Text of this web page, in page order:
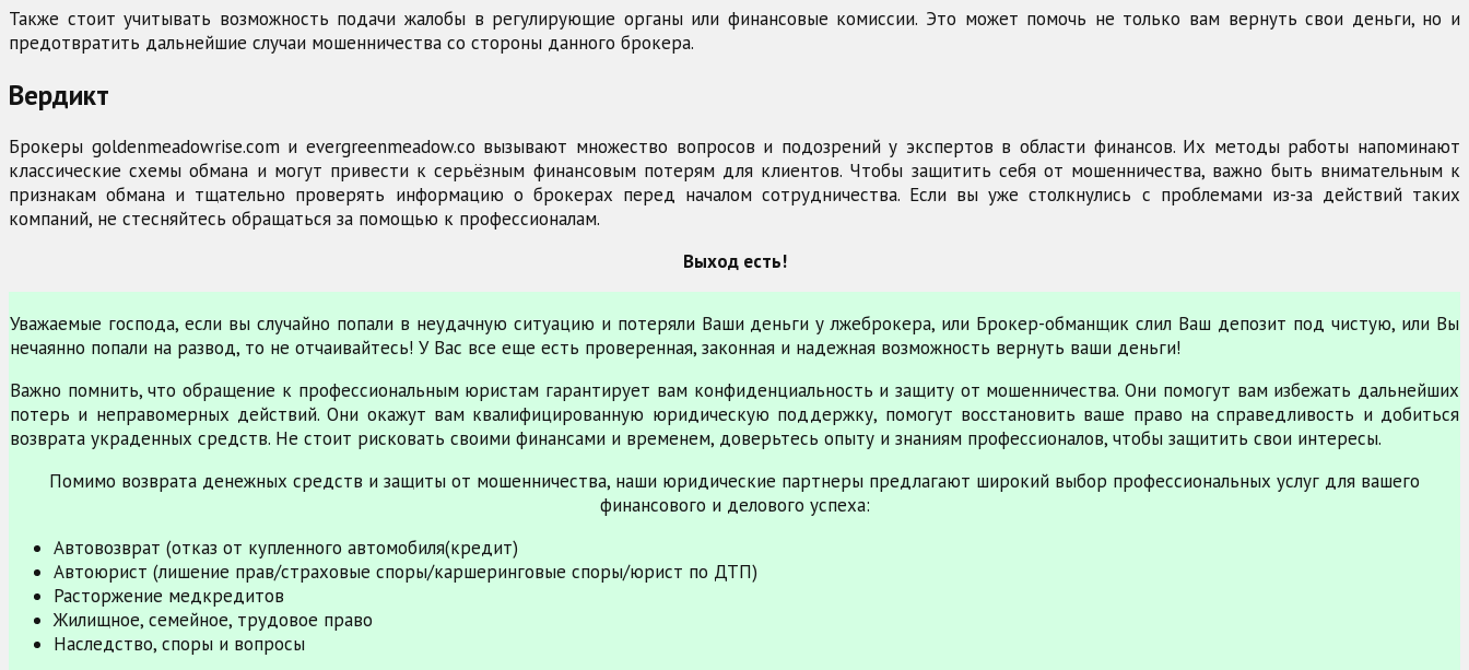
Также стоит учитывать возможность подачи жалобы в регулирующие органы или финансовые комиссии. Это может помочь не только вам вернуть свои деньги, но и
предотвратить дальнейшие случаи мошенничества со стороны данного брокера.
Вердикт
Брокеры goldenmeadowrise.com и evergreenmeadow.co вызывают множество вопросов и подозрений у экспертов в области финансов. Их методы работы напоминают
классические схемы обмана и могут привести к серьёзным финансовым потерям для клиентов. Чтобы защитить себя от мошенничества, важно быть внимательным к
признакам обмана и тщательно проверять информацию о брокерах перед началом сотрудничества. Если вы уже столкнулись с проблемами из-за действий таких
компаний, не стесняйтесь обращаться за помощью к профессионалам.
Выход есть!
Уважаемые господа, если вы случайно попали в неудачную ситуацию и потеряли Ваши деньги у лжеброкера, или Брокер-обманщик слил Ваш депозит под чистую, или Вы
нечаянно попали на развод, то не отчаивайтесь! У Вас все еще есть проверенная, законная и надежная возможность вернуть ваши деньги!
Важно помнить, что обращение к профессиональным юристам гарантирует вам конфиденциальность и защиту от мошенничества. Они помогут вам избежать дальнейших
потерь и неправомерных действий. Они окажут вам квалифицированную юридическую поддержку, помогут восстановить ваше право на справедливость и добиться
возврата украденных средств. Не стоит рисковать своими финансами и временем, доверьтесь опыту и знаниям профессионалов, чтобы защитить свои интересы.
Помимо возврата денежных средств и защиты от мошенничества, наши юридические партнеры предлагают широкий выбор профессиональных услуг для вашего
финансового и делового успеха:
Автовозврат (отказ от купленного автомобиля(кредит)
Автоюрист (лишение прав/страховые споры/каршеринговые споры/юрист по ДТП)
Расторжение медкредитов
Жилищное, семейное, трудовое право
Наследство, споры и вопросы